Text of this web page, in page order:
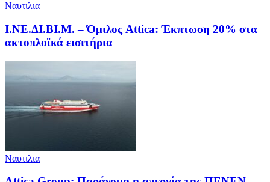
Ναυτιλια
Ι.ΝΕ.ΔΙ.ΒΙ.Μ. – Όμιλος Attica: Έκπτωση 20% στα
ακτοπλοϊκά εισιτήρια
Ναυτιλια